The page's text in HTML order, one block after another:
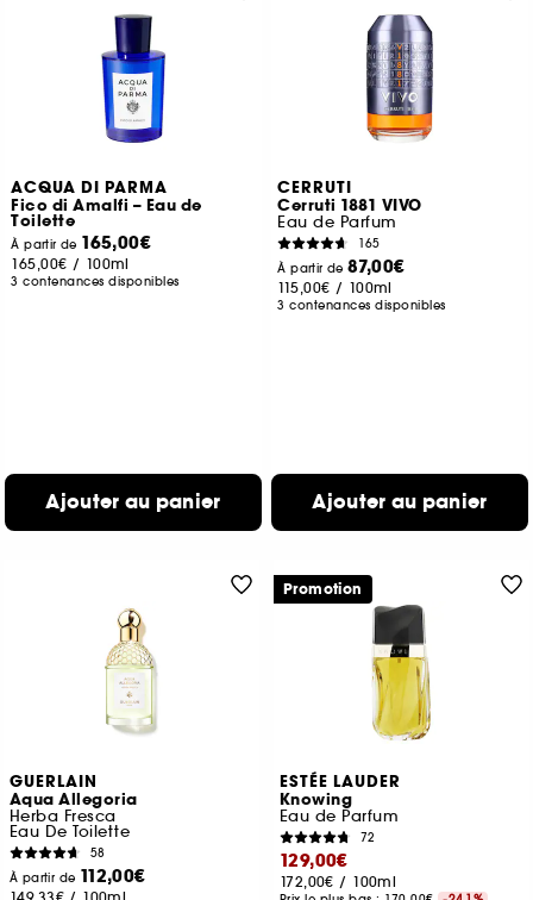
ACQUA DI PARMA
Fico di Amalfi – Eau de
Toilette
À partir de 165,00€
165,00€ / 100ml
3 contenances disponibles
Ajouter au panier
CERRUTI
Cerruti 1881 VIVO
Eau de Parfum
165
À partir de87,00€
115,00€ / 100ml
3 contenances disponibles
Ajouter au panier
GUERLAIN
Aqua Allegoria
Herba Fresca
Eau De Toilette
58
À partir de 112,00€
ESTÉE LAUDER
Knowing
Eau de Parfum
72
129,00€
172,00€ / 100ml
Promotion